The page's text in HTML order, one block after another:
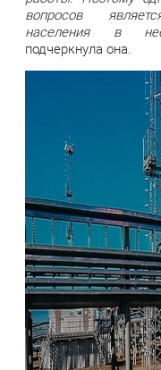
вопросов
населения в
подчеркнула она.